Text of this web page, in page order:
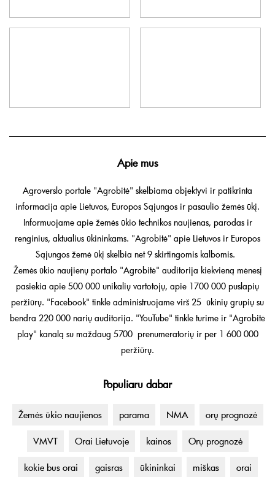
Apie mus
Agroverslo portale "Agrobitė" skelbiama objektyvi ir patikrinta
informacija apie Lietuvos, Europos Sąjungos ir pasaulio žemės ūkį.
Informuojame apie žemės ūkio technikos naujienas, parodas ir
renginius, aktualius ūkininkams. "Agrobitė" apie Lietuvos ir Europos
Sąjungos žemė ūkį skelbia net 9 skirtingomis kalbomis.
Žemės ūkio naujienų portalo "Agrobitė" auditorija kiekvieną mėnesį
pasiekia apie 500 000 unikalių vartotojų, apie 1700 000 puslapių
peržiūrų. "Facebook" tinkle administruojame virš 25 ūkinių grupių su
bendra 220 000 narių auditorija. "YouTube" tinkle turime ir "Agrobitė
play" kanalą su maždaug 5700 prenumeratorių ir per 1 600 000
peržiūrų.
Populiaru dabar
Žemės ūkio naujienos parama NMA orų prognozė
VMVT Orai Lietuvoje kainos Orų prognozė
kokie bus orai gaisras ūkininkai miškas orai